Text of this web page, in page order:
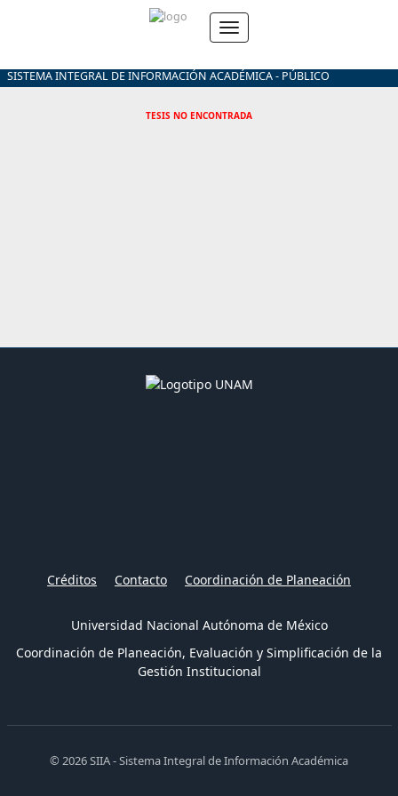
SISTEMA INTEGRAL DE INFORMACIÓN ACADÉMICA - PÚBLICO
TESIS NO ENCONTRADA
Créditos Contacto Coordinación de Planeación
Universidad Nacional Autónoma de México
Coordinación de Planeación, Evaluación y Simplificación de la
Gestión Institucional
© 2026 SIIA - Sistema Integral de Información Académica